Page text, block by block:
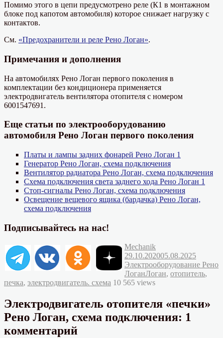
Помимо этого в цепи предусмотрено реле (К1 в монтажном
блоке под капотом автомобиля) которое снижает нагрузку с
контактов.
См. «Предохранители и реле Рено Логан».
Примечания и дополнения
На автомобилях Рено Логан первого поколения в
комплектации без кондиционера применяется
электродвигатель вентилятора отопителя с номером
6001547691.
Еще статьи по электрооборудованию
автомобиля Рено Логан первого поколения
Платы и лампы задних фонарей Рено Логан 1
Генератор Рено Логан, схема подключения
Вентилятор радиатора Рено Логан, схема подключения
Схема подключения света заднего хода Рено Логан 1
Стоп-сигналы Рено Логан, схема подключения
Освещение вещевого ящика (бардачка) Рено Логан,
схема подключения
Подписывайтесь на нас!
Автор
MechanikОпубликовано
29.10.202005.08.2025
Электрооборудование Рено
ЛоганМетки
Логан, отопитель,
печка, электродвигатель. схема 10 565 views
Электродвигатель отопителя «печки»
Рено Логан, схема подключения: 1
комментарий